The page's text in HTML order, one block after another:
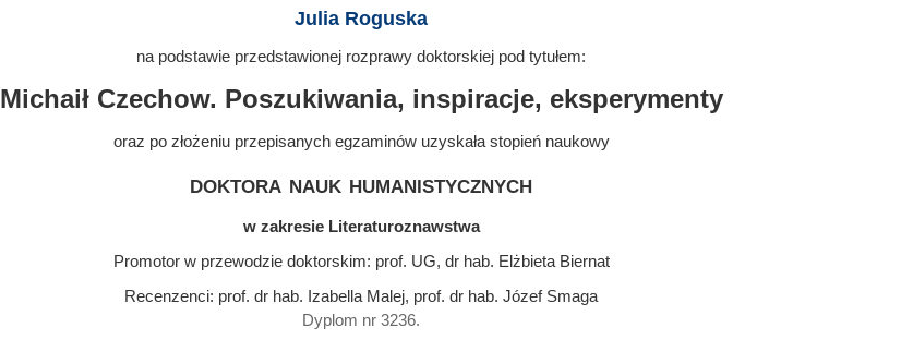
Julia Roguska
na podstawie przedstawionej rozprawy doktorskiej pod tytułem:
Michaił Czechow. Poszukiwania, inspiracje, eksperymenty
oraz po złożeniu przepisanych egzaminów uzyskała stopień naukowy
doktora nauk humanistycznych
w zakresie Literaturoznawstwa
Promotor w przewodzie doktorskim: prof. UG, dr hab. Elżbieta Biernat
Recenzenci: prof. dr hab. Izabella Malej, prof. dr hab. Józef Smaga
Dyplom nr 3236.